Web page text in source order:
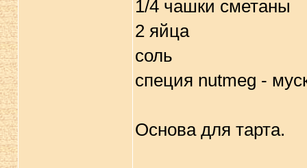
1/4 чашки сметаны
2 яйца
соль
специя nutmeg -
Основа для тарта.